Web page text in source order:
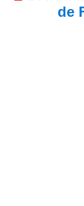
de